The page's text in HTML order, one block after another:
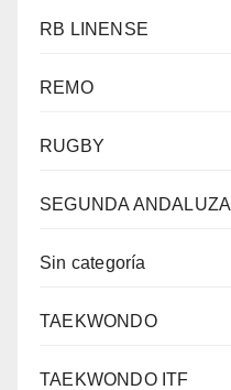
RB LINENSE
REMO
RUGBY
SEGUNDA ANDALUZA
Sin categoría
TAEKWONDO
TAEKWONDO ITF